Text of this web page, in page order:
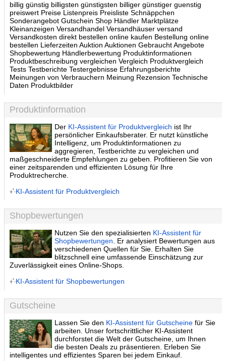
billig günstig billigsten günstigsten billiger günstiger guenstig
preiswert Preise Listenpreis Preisliste Schnäppchen
Sonderangebot Gutschein Shop Händler Marktplätze
Kleinanzeigen Versandhandel Versandhäuser versand
Versandkosten direkt bestellen online kaufen Bestellung online
bestellen Lieferzeiten Auktion Auktionen Gebraucht Angebote
Shopbewertung Händlerbewertung Produktinformationen
Produktbeschreibung vergleichen Vergleich Produktvergleich
Tests Testberichte Testergebnisse Erfahrungsberichte
Meinungen von Verbrauchern Meinung Rezension Technische
Daten Produktbilder
Produktinformation
Der KI-Assistent für Produktvergleich ist Ihr
persönlicher Einkaufsberater. Er nutzt künstliche
Intelligenz, um Produktinformationen zu
aggregieren, Testberichte zu vergleichen und
maßgeschneiderte Empfehlungen zu geben. Profitieren Sie von
einer zeitsparenden und effizienten Lösung für Ihre
Produktrecherche.
KI-Assistent für Produktvergleich
Shopbewertungen
Nutzen Sie den spezialisierten KI-Assistent für
Shopbewertungen . Er analysiert Bewertungen aus
verschiedenen Quellen für Sie. Erhalten Sie
blitzschnell eine umfassende Einschätzung zur
Zuverlässigkeit eines Online-Shops.
KI-Assistent für Shopbewertungen
Gutscheine
Lassen Sie den KI-Assistent für Gutscheine für Sie
arbeiten. Unser fortschrittlicher KI-Assistent
durchforstet die Welt der Gutscheine, um Ihnen
die besten Deals zu präsentieren. Erleben Sie
intelligentes und effizientes Sparen bei jedem Einkauf.